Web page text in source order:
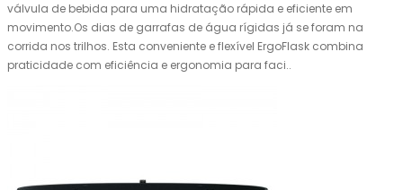
válvula de bebida para uma hidratação rápida e eficiente em
movimento.Os dias de garrafas de água rígidas já se foram na
corrida nos trilhos. Esta conveniente e flexível ErgoFlask combina
praticidade com eficiência e ergonomia para faci..